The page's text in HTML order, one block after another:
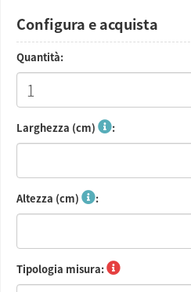
Configura e acquista
Quantità:
Larghezza (cm) :
Altezza (cm) :
Tipologia misura: